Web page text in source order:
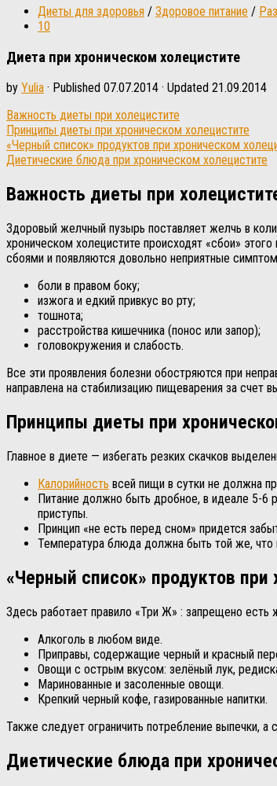
Диеты для здоровья / Здоровое питание /
10
Диета при хроническом холецистите
by Yulia · Published 07.07.2014 · Updated 21.09.2014
Важность диеты при холецистите
Принципы диеты при хроническом холецистите
«Черный список» продуктов при хроническом
Диетические блюда при хроническом холецистите
Важность диеты при
Здоровый желчный пузырь поставляет желчь в
хроническом холецистите происходят «сбои»
сбоями и появляются довольно неприятные
боли в правом боку;
изжога и едкий привкус во рту;
тошнота;
расстройства кишечника (понос или запор);
головокружения и слабость.
Все эти проявления болезни обостряются при
направлена на стабилизацию пищеварения за счет
Принципы диеты при
Главное в диете — избегать резких скачков
Калорийность всей пищи в сутки не должна
Питание должно быть дробное, в идеале 5-6
приступы.
Принцип «не есть перед сном» придется
Температура блюда должна быть той же, что
«Черный список» продуктов при
Здесь работает правило «Три Ж» : запрещено
Алкоголь в любом виде.
Приправы, содержащие черный и красный
Овощи с острым вкусом: зелёный лук,
Маринованные и засоленные овощи.
Крепкий черный кофе, газированные напитки.
Также следует ограничить потребление выпечки,
Диетические блюда при